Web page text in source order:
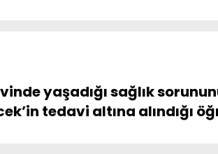
yaşadığı sağlık
tedavi altına alındığı